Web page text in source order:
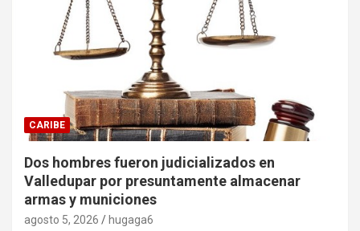
CARIBE
Dos hombres fueron judicializados en
Valledupar por presuntamente almacenar
armas y municiones
agosto 5, 2026 hugaga6